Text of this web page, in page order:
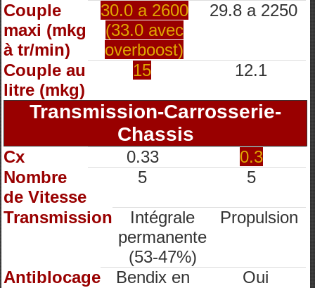
Couple
maxi (mkg
à tr/min)
30.0 a 2600
(33.0 avec
overboost)
29.8 a 2250
Couple au
litre (mkg)
15 12.1
Transmission-Carrosserie-
Chassis
Cx 0.33
0.3
Nombre
de Vitesse
5 5
Transmission
Intégrale
permanente
(53-47%)
Propulsion
Antiblocage
Bendix en
Oui